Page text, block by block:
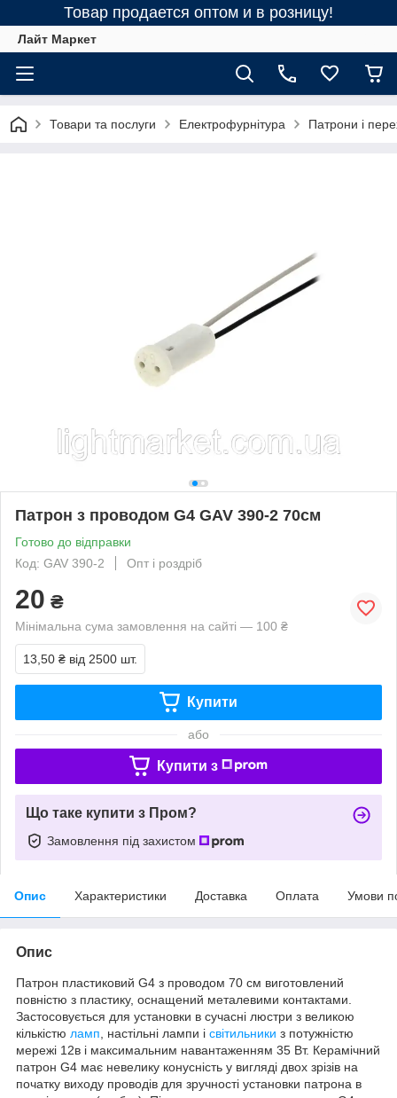
Товар продается оптом и в розницу!
Лайт Маркет
Товари та послуги Електрофурнітура Патрони і
Патрон з проводом G4 GAV 390-2 70см
Готово до відправки
Код: GAV 390-2
Опт і роздріб
20 ₴
Мінімальна сума замовлення на сайті — 100 ₴
13,50 ₴ від 2500 шт.
Купити
або
Купити з
Що таке купити з Пром?
Замовлення під захистом
Опис Характеристики Доставка Оплата Умови
Опис
Патрон пластиковий G4 з проводом 70 см виготовлений
повністю з пластику, оснащений металевими контактами.
Застосовується для установки в сучасні люстри з великою
кількістю ламп , настільні лампи і світильники з потужністю
мережі 12в і максимальним навантаженням 35 Вт. Керамічний
патрон G4 має невелику конусність у вигляді двох зрізів на
початку виходу проводів для зручності установки патрона в